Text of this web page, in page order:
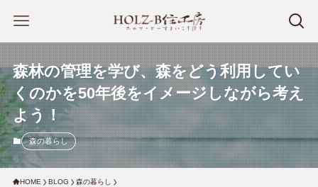
森林の管理を学び、森をどう利用してい
くのかを50年後をイメージしながら考え
よう！
森の暮らし
HOME BLOG 森の暮らし